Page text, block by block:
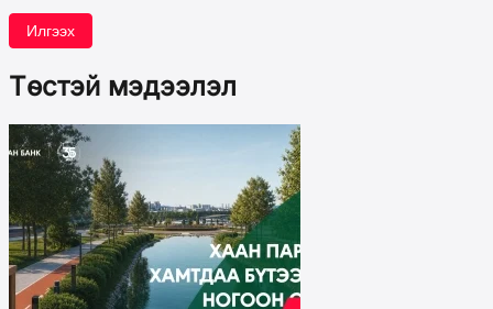
Илгээх
Төстэй мэдээлэл